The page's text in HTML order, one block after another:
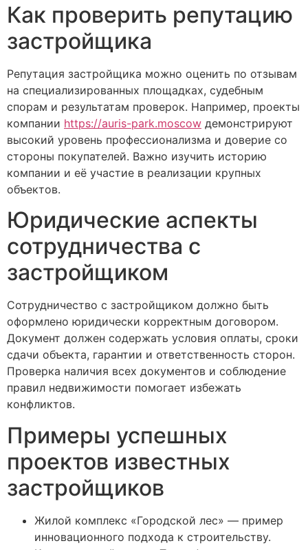
Как проверить репутацию
застройщика
Репутация застройщика можно оценить по отзывам
на специализированных площадках, судебным
спорам и результатам проверок. Например, проекты
компании https://auris-park.moscow демонстрируют
высокий уровень профессионализма и доверие со
стороны покупателей. Важно изучить историю
компании и её участие в реализации крупных
объектов.
Юридические аспекты
сотрудничества с
застройщиком
Сотрудничество с застройщиком должно быть
оформлено юридически корректным договором.
Документ должен содержать условия оплаты, сроки
сдачи объекта, гарантии и ответственность сторон.
Проверка наличия всех документов и соблюдение
правил недвижимости помогает избежать
конфликтов.
Примеры успешных
проектов известных
застройщиков
Жилой комплекс «Городской лес» — пример
инновационного подхода к строительству.